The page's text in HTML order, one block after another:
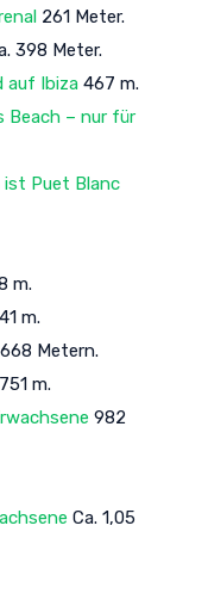
261 Meter.
398 Meter.
auf Ibiza 467 m.
Beach – nur für
ist Puet Blanc
m.
m.
668 Metern.
751 m.
982
Ca. 1,05